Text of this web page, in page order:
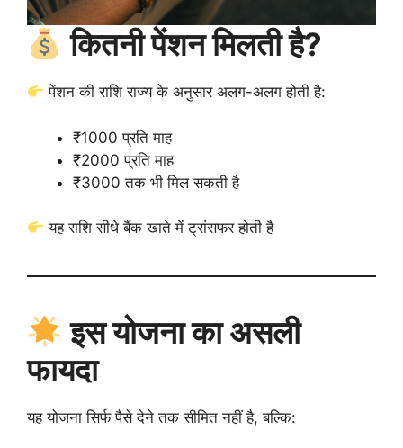
कितनी पेंशन मिलती है?
पेंशन की राशि राज्य के अनुसार अलग-अलग होती है:
₹1000 प्रति माह
₹2000 प्रति माह
₹3000 तक भी मिल सकती है
यह राशि सीधे बैंक खाते में ट्रांसफर होती है
इस योजना का असली
फायदा
यह योजना सिर्फ पैसे देने तक सीमित नहीं है, बल्कि: